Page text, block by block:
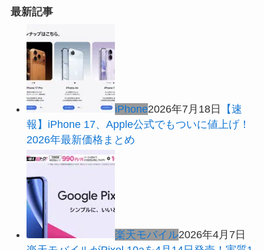
最新記事
iPhone2026年7月18日
【速
報】iPhone 17、Apple公式でもついに値上げ！
2026年最新価格まとめ
楽天モバイル2026年4月7日